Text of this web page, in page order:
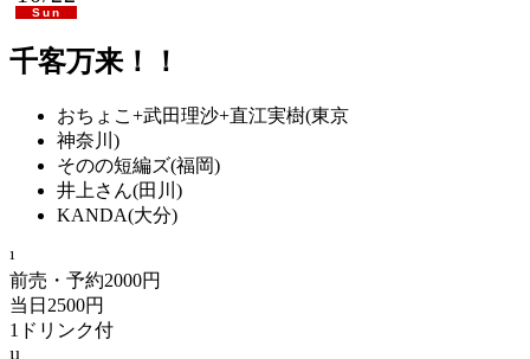
Sun
千客万来！！
おちょこ+武田理沙+直江実樹(東京
神奈川)
そのの短編ズ(福岡)
井上さん(田川)
KANDA(大分)
前売・予約2000円
当日2500円
1ドリンク付